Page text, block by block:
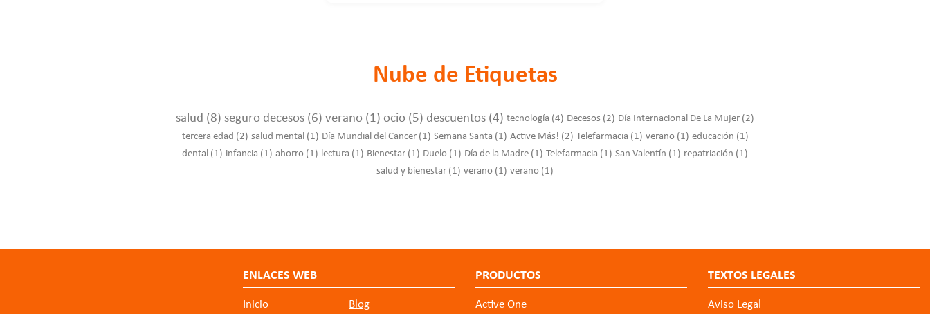
Nube de Etiquetas
salud (8) seguro decesos (6) verano (1) ocio (5) descuentos (4) tecnología (4) Decesos (2) Día Internacional De La Mujer (2)
tercera edad (2) salud mental (1) Día Mundial del Cancer (1) Semana Santa (1) Active Más! (2) Telefarmacia (1) verano (1) educación (1)
dental (1) infancia (1) ahorro (1) lectura (1) Bienestar (1) Duelo (1) Día de la Madre (1) Telefarmacia (1) San Valentín (1) repatriación (1)
salud y bienestar (1) verano (1) verano (1)
ENLACES WEB
Inicio Blog
PRODUCTOS
Active One
TEXTOS LEGALES
Aviso Legal